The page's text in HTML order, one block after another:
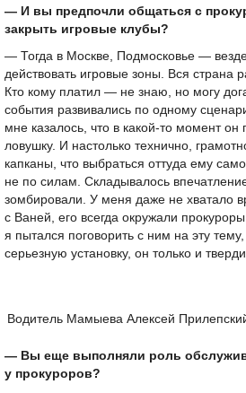
— И вы предпочли общаться с
закрыть игровые клубы?
— Тогда в Москве, Подмосковье —
действовать игровые зоны. Вся страна
Кто кому платил — не знаю, но могу
события развивались по одному
мне казалось, что в какой-то момент он
ловушку. И настолько технично,
капканы, что выбраться оттуда ему
не по силам. Складывалось
зомбировали. У меня даже не хватало
с Ваней, его всегда окружали
я пытался поговорить с ним на эту
серьезную установку, он только и
Водитель Мамыева Алексей
— Вы еще выполняли роль
у прокуроров?